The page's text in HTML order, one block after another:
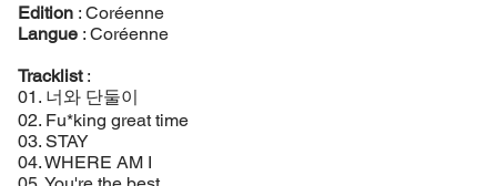
Edition : Coréenne
Langue: Coréenne
Tracklist:
01. 너와 단둘이
02. Fu*king great time
03. STAY
04. WHERE AM I